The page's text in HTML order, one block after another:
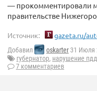
— прокомментировали
правительстве
Источник: gazeta.ru/
Добавил oskarter 31 Июля
губернатор, нарушение пдд
7 комментариев